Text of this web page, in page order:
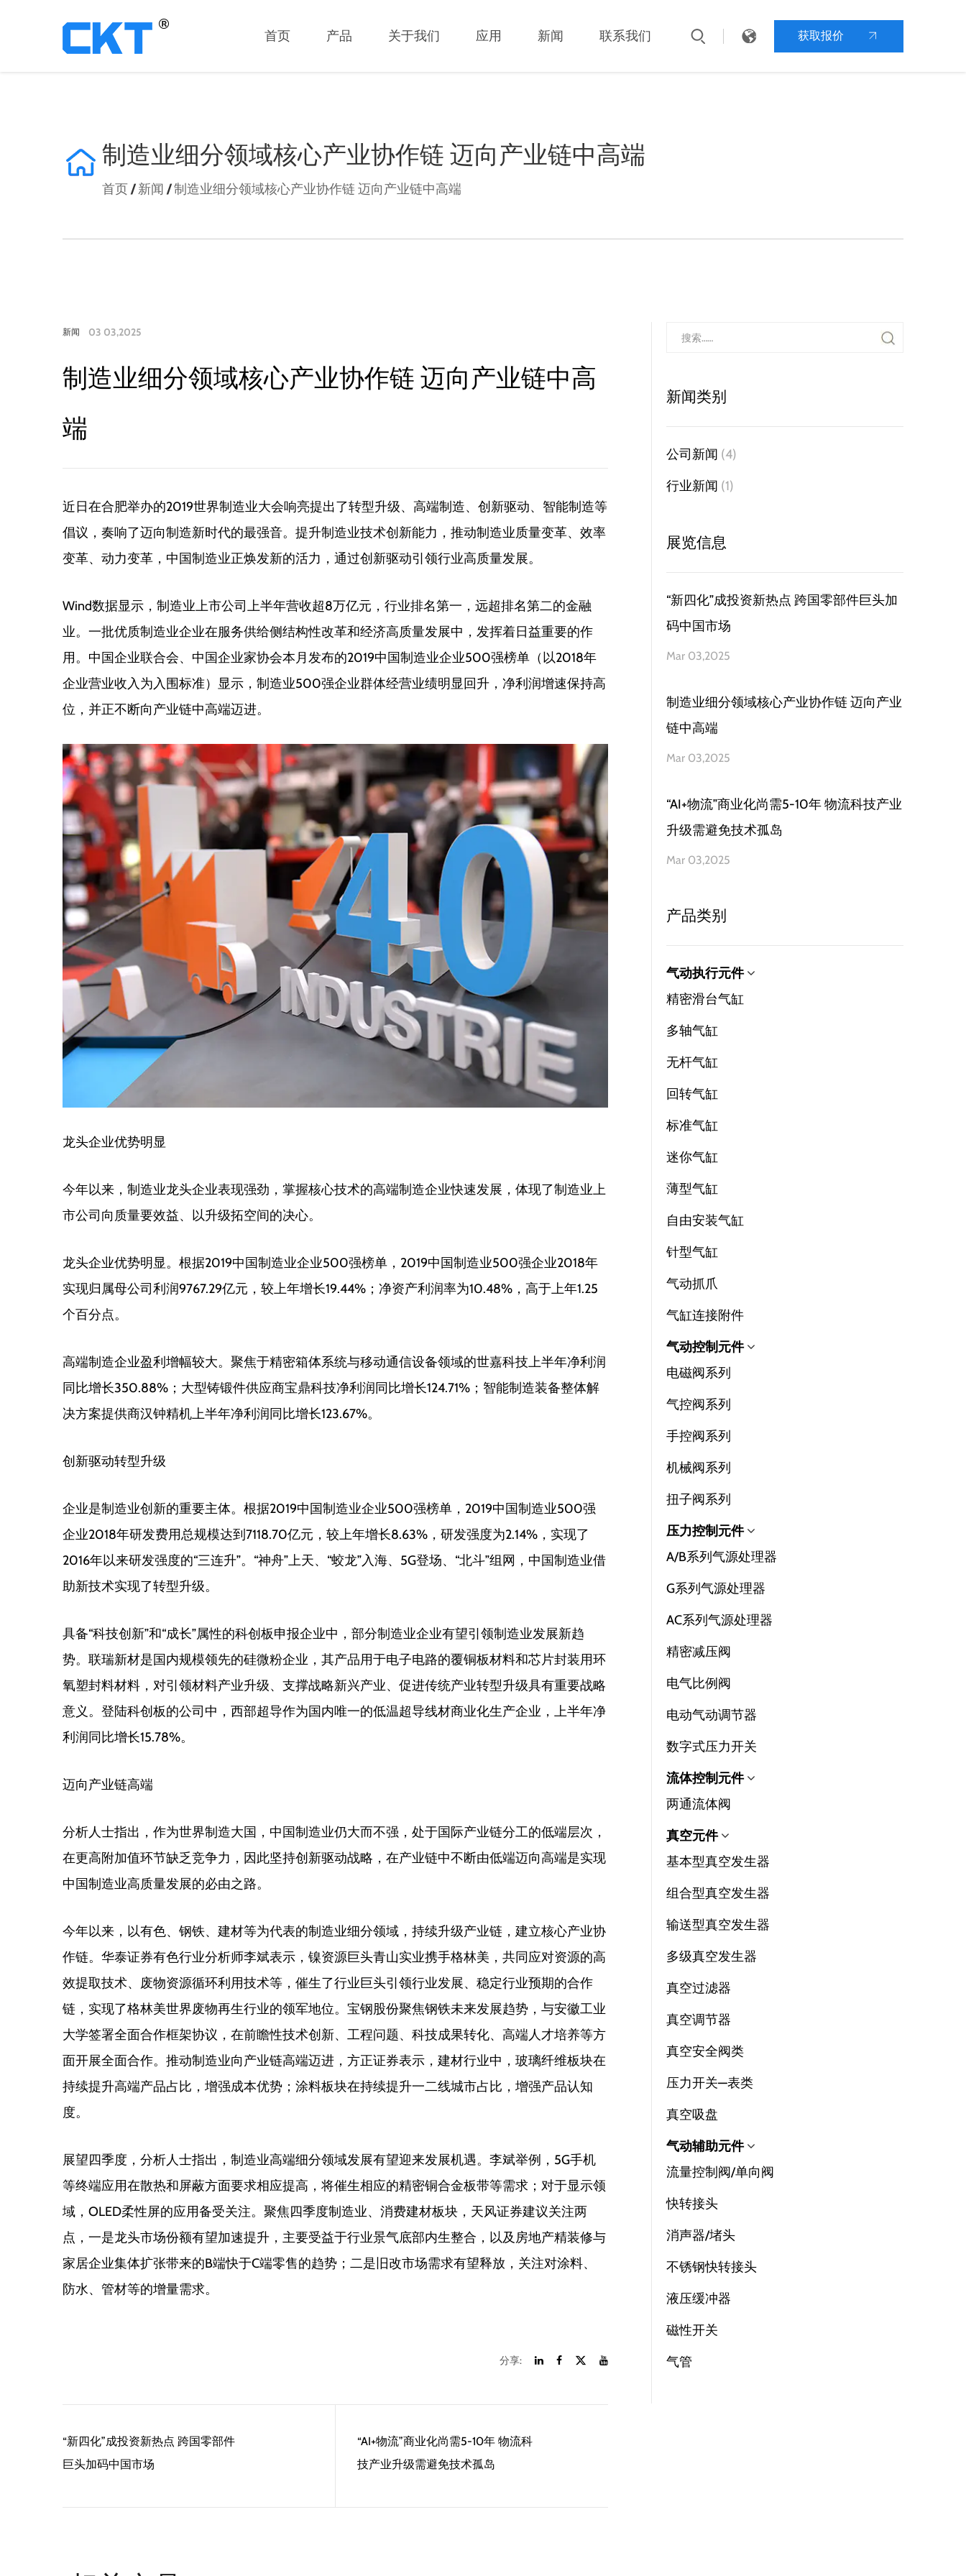
首页 产品 关于我们 应用 新闻 联系我们 获取报价
制造业细分领域核心产业协作链 迈向产业链中高端
首页/新闻 /制造业细分领域核心产业协作链 迈向产业链中高端
新闻 03 03,2025
制造业细分领域核心产业协作链 迈向产业链中高
端
近日在合肥举办的2019世界制造业大会响亮提出了转型升级、高端制造、创新驱动、智能制造等
倡议，奏响了迈向制造新时代的最强音。提升制造业技术创新能力，推动制造业质量变革、效率
变革、动力变革，中国制造业正焕发新的活力，通过创新驱动引领行业高质量发展。
Wind数据显示，制造业上市公司上半年营收超8万亿元，行业排名第一，远超排名第二的金融
业。一批优质制造业企业在服务供给侧结构性改革和经济高质量发展中，发挥着日益重要的作
用。中国企业联合会、中国企业家协会本月发布的2019中国制造业企业500强榜单（以2018年
企业营业收入为入围标准）显示，制造业500强企业群体经营业绩明显回升，净利润增速保持高
位，并正不断向产业链中高端迈进。
龙头企业优势明显
今年以来，制造业龙头企业表现强劲，掌握核心技术的高端制造企业快速发展，体现了制造业上
市公司向质量要效益、以升级拓空间的决心。
龙头企业优势明显。根据2019中国制造业企业500强榜单，2019中国制造业500强企业2018年
实现归属母公司利润9767.29亿元，较上年增长19.44%；净资产利润率为10.48%，高于上年1.25
个百分点。
高端制造企业盈利增幅较大。聚焦于精密箱体系统与移动通信设备领域的世嘉科技上半年净利润
同比增长350.88%；大型铸锻件供应商宝鼎科技净利润同比增长124.71%；智能制造装备整体解
决方案提供商汉钟精机上半年净利润同比增长123.67%。
创新驱动转型升级
企业是制造业创新的重要主体。根据2019中国制造业企业500强榜单，2019中国制造业500强
企业2018年研发费用总规模达到7118.70亿元，较上年增长8.63%，研发强度为2.14%，实现了
2016年以来研发强度的“三连升”。“神舟”上天、“蛟龙”入海、5G登场、“北斗”组网，中国制造业借
助新技术实现了转型升级。
具备“科技创新”和“成长”属性的科创板申报企业中，部分制造业企业有望引领制造业发展新趋
势。联瑞新材是国内规模领先的硅微粉企业，其产品用于电子电路的覆铜板材料和芯片封装用环
氧塑封料材料，对引领材料产业升级、支撑战略新兴产业、促进传统产业转型升级具有重要战略
意义。登陆科创板的公司中，西部超导作为国内唯一的低温超导线材商业化生产企业，上半年净
利润同比增长15.78%。
迈向产业链高端
分析人士指出，作为世界制造大国，中国制造业仍大而不强，处于国际产业链分工的低端层次，
在更高附加值环节缺乏竞争力，因此坚持创新驱动战略，在产业链中不断由低端迈向高端是实现
中国制造业高质量发展的必由之路。
今年以来，以有色、钢铁、建材等为代表的制造业细分领域，持续升级产业链，建立核心产业协
作链。华泰证券有色行业分析师李斌表示，镍资源巨头青山实业携手格林美，共同应对资源的高
效提取技术、废物资源循环利用技术等，催生了行业巨头引领行业发展、稳定行业预期的合作
链，实现了格林美世界废物再生行业的领军地位。宝钢股份聚焦钢铁未来发展趋势，与安徽工业
大学签署全面合作框架协议，在前瞻性技术创新、工程问题、科技成果转化、高端人才培养等方
面开展全面合作。推动制造业向产业链高端迈进，方正证券表示，建材行业中，玻璃纤维板块在
持续提升高端产品占比，增强成本优势；涂料板块在持续提升一二线城市占比，增强产品认知
度。
展望四季度，分析人士指出，制造业高端细分领域发展有望迎来发展机遇。李斌举例，5G手机
等终端应用在散热和屏蔽方面要求相应提高，将催生相应的精密铜合金板带等需求；对于显示领
域，OLED柔性屏的应用备受关注。聚焦四季度制造业、消费建材板块，天风证券建议关注两
点，一是龙头市场份额有望加速提升，主要受益于行业景气底部内生整合，以及房地产精装修与
家居企业集体扩张带来的B端快于C端零售的趋势；二是旧改市场需求有望释放，关注对涂料、
防水、管材等的增量需求。
分享:
“新四化”成投资新热点 跨国零部件
巨头加码中国市场
“AI+物流”商业化尚需5-10年 物流科
技产业升级需避免技术孤岛
新闻类别
公司新闻 (4)
行业新闻 (1)
展览信息
“新四化”成投资新热点 跨国零部件巨头加
码中国市场
Mar 03,2025
制造业细分领域核心产业协作链 迈向产业
链中高端
Mar 03,2025
“AI+物流”商业化尚需5-10年 物流科技产业
升级需避免技术孤岛
Mar 03,2025
产品类别
气动执行元件
精密滑台气缸
多轴气缸
无杆气缸
回转气缸
标准气缸
迷你气缸
薄型气缸
自由安装气缸
针型气缸
气动抓爪
气缸连接附件
气动控制元件
电磁阀系列
气控阀系列
手控阀系列
机械阀系列
扭子阀系列
压力控制元件
A/B系列气源处理器
G系列气源处理器
AC系列气源处理器
精密减压阀
电气比例阀
电动气动调节器
数字式压力开关
流体控制元件
两通流体阀
真空元件
基本型真空发生器
组合型真空发生器
输送型真空发生器
多级真空发生器
真空过滤器
真空调节器
真空安全阀类
压力开关—表类
真空吸盘
气动辅助元件
流量控制阀/单向阀
快转接头
消声器/堵头
不锈钢快转接头
液压缓冲器
磁性开关
气管